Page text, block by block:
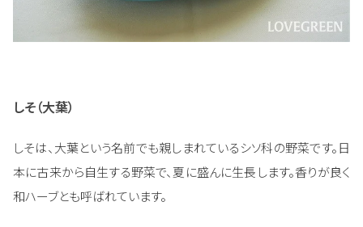
しそ（大葉）
しそは、大葉という名前でも親しまれているシソ科の野菜です。日
本に古来から自生する野菜で、夏に盛んに生長します。香りが良く
和ハーブとも呼ばれています。